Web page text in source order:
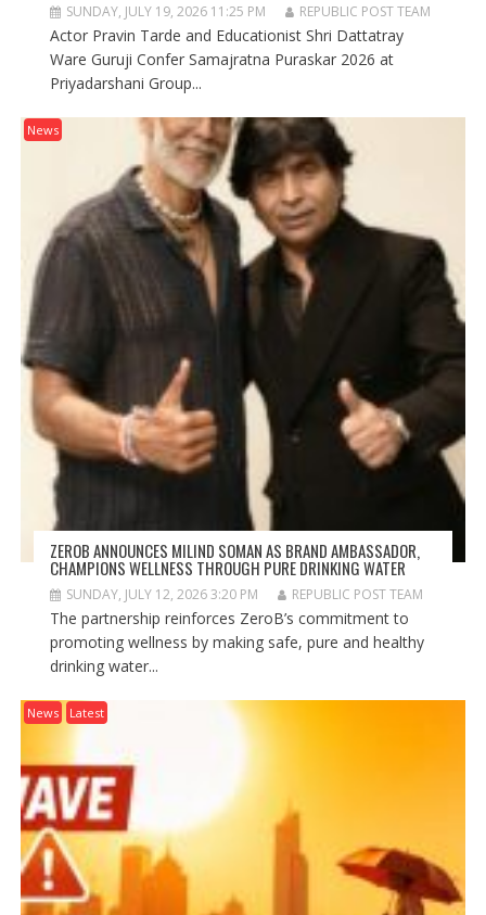
SUNDAY, JULY 19, 2026 11:25 PM REPUBLIC POST TEAM
Actor Pravin Tarde and Educationist Shri Dattatray
Ware Guruji Confer Samajratna Puraskar 2026 at
Priyadarshani Group...
News
ZEROB ANNOUNCES MILIND SOMAN AS BRAND AMBASSADOR,
CHAMPIONS WELLNESS THROUGH PURE DRINKING WATER
SUNDAY, JULY 12, 2026 3:20 PM REPUBLIC POST TEAM
The partnership reinforces ZeroB’s commitment to
promoting wellness by making safe, pure and healthy
drinking water...
News Latest